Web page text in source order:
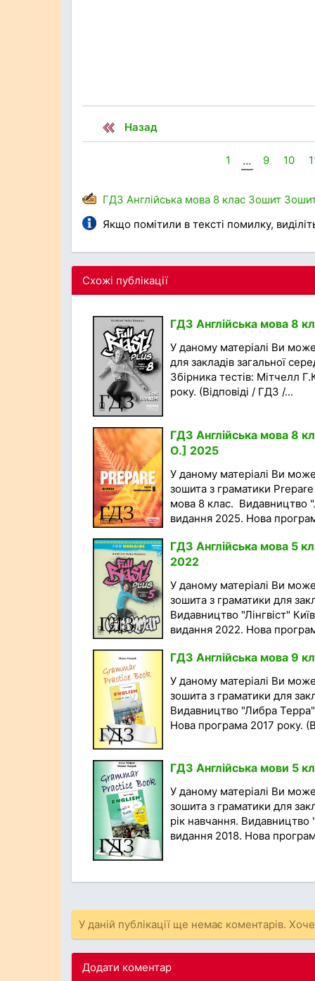
Назад
1 ... 9 10
ГДЗ Англійська мова 8 клас Зошит
Якщо помітили в тексті помилку,
Схожі публікації
ГДЗ Англійська мова 8
У даному матеріалі Ви
для закладів загальної
Збірника тестів: Мітчелл
року. (Відповіді / ГДЗ /...
ГДЗ Англійська мова 8
О.] 2025
У даному матеріалі Ви
зошита з граматики Prepare
мова 8 клас. Видавництво
видання 2025. Нова
ГДЗ Англійська мова 5
2022
У даному матеріалі Ви
зошита з граматики для
Видавництво "Лінгвіст"
видання 2022. Нова
ГДЗ Англійська мова 9
У даному матеріалі Ви
зошита з граматики для
Видавництво "Либра
Нова програма 2017 року.
ГДЗ Англійська мови 5
У даному матеріалі Ви
зошита з граматики для
рік навчання.
видання 2018. Нова
У даній публікації ще немає коментарів.
Додати коментар